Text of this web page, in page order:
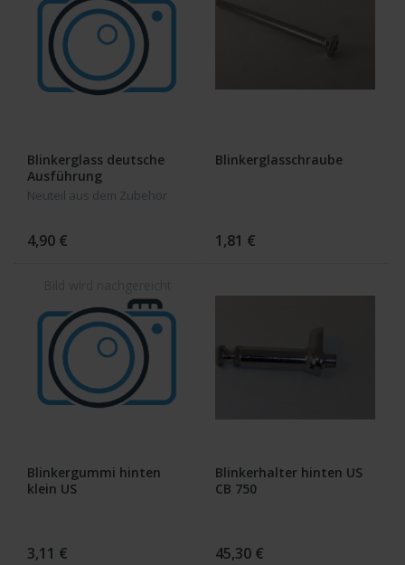
Blinkerglass deutsche
Ausführung
Neuteil aus dem Zubehör
4,90 €
Blinkerglasschraube
1,81 €
Blinkergummi hinten
klein US
3,11 €
Blinkerhalter hinten US
CB 750
45,30 €